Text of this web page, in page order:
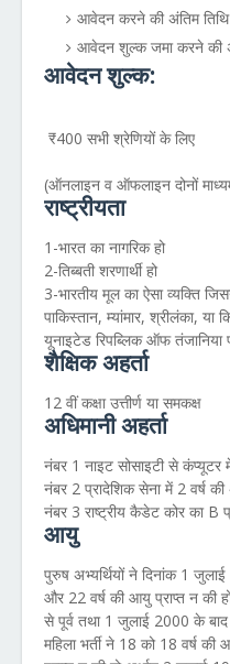
आवेदन करने की अंतिम
आवेदन शुल्क जमा करने की
आवेदन शुल्क:
₹400 सभी श्रेणियों के लिए
(ऑनलाइन व ऑफलाइन दोनों
राष्ट्रीयता
1-भारत का नागरिक हो
2-तिब्बती शरणार्थी हो
3-भारतीय मूल का ऐसा व्यक्ति
पाकिस्तान, म्यांमार, श्रीलंका, या
यूनाइटेड रिपब्लिक ऑफ तंजानिया
शैक्षिक अहर्ता
12 वीं कक्षा उत्तीर्ण या समकक्ष
अधिमानी अहर्ता
नंबर 1 नाइट सोसाइटी से
नंबर 2 प्रादेशिक सेना में 2 वर्ष
नंबर 3 राष्ट्रीय कैडेट कोर का B
आयु
पुरुष अभ्यर्थियों ने दिनांक 1
और 22 वर्ष की आयु प्राप्त न की
से पूर्व तथा 1 जुलाई 2000 के बाद
महिला भर्ती ने 18 को 18 वर्ष